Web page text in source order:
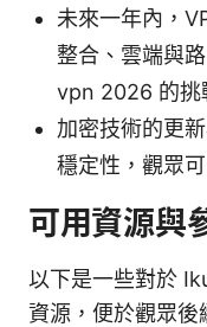
未來一年內，
整合、雲端與
vpn 2026 的挑
加密技術的更
穩定性，觀眾
可用資源與
以下是一些對於
資源，便於觀眾後